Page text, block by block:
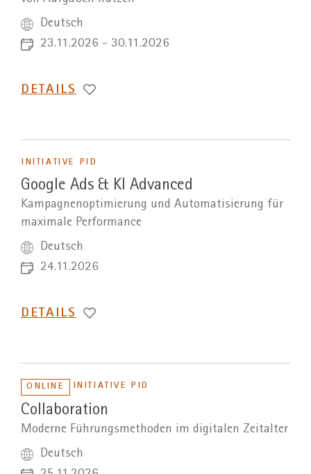
Deutsch
23.11.2026 - 30.11.2026
DETAILS
INITIATIVE PID
Google Ads & KI Advanced
Kampagnenoptimierung und Automatisierung für
maximale Performance
Deutsch
24.11.2026
DETAILS
ONLINE INITIATIVE PID
Collaboration
Moderne Führungsmethoden im digitalen Zeitalter
Deutsch